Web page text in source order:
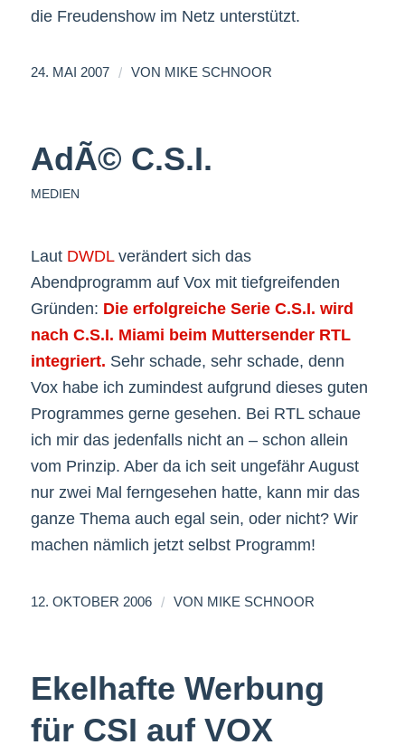
die Freudenshow im Netz unterstützt.
24. MAI 2007 / VON MIKE SCHNOOR
AdÃ© C.S.I.
MEDIEN
Laut DWDLverändert sich das
Abendprogramm auf Vox mit tiefgreifenden
Gründen: Die erfolgreiche Serie C.S.I. wird
nach C.S.I. Miami beim Muttersender RTL
integriert. Sehr schade, sehr schade, denn
Vox habe ich zumindest aufgrund dieses guten
Programmes gerne gesehen. Bei RTL schaue
ich mir das jedenfalls nicht an – schon allein
vom Prinzip. Aber da ich seit ungefähr August
nur zwei Mal ferngesehen hatte, kann mir das
ganze Thema auch egal sein, oder nicht? Wir
machen nämlich jetzt selbst Programm!
12. OKTOBER 2006 / VON MIKE SCHNOOR
Ekelhafte Werbung
für CSI auf VOX